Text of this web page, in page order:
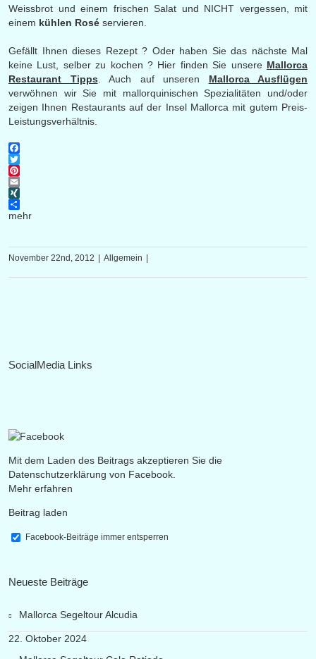
Weissbrot und einem frischen Salat und NICHT vergessen, mit
einem kühlen Rosé servieren.
Gefällt Ihnen dieses Rezept ? Oder haben Sie das nächste Mal
keine Lust, selber zu kochen ? Hier finden Sie unsere Mallorca
Restaurant Tipps
Auch auf unseren Mallorca Ausflügen
verwöhnen wir Sie mit mallorquinischen Spezialitäten und/oder
zeigen Ihnen Restaurants auf der Insel Mallorca mit gutem Preis-
Leistungsverhältnis.
Facebook
Twitter
Pinterest
Email
XING
mehr
November 22nd, 2012 Allgemein
SocialMedia Links
Mit dem Laden des Beitrags akzeptieren Sie die
Datenschutzerklärung von Facebook.
Mehr erfahren
Beitrag laden
Facebook-Beiträge immer entsperren
Neueste Beiträge
Mallorca Segeltour Alcudia
22. Oktober 2024